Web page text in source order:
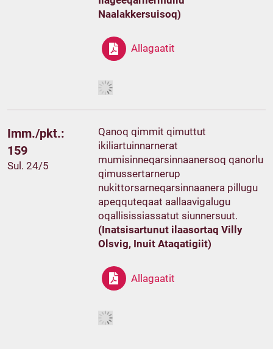
Naalakkersuisoq)
Allagaatit
Imm./pkt.:
159
Sul. 24/5
Qanoq qimmit qimuttut
ikiliartuinnarnerat
mumisinneqarsinnaanersoq qanorlu
qimussertarnerup
nukittorsarneqarsinnaanera pillugu
apeqquteqaat aallaavigalugu
oqallisissiassatut siunnersuut.
(Inatsisartunut ilaasortaq Villy
Olsvig, Inuit Ataqatigiit)
Allagaatit